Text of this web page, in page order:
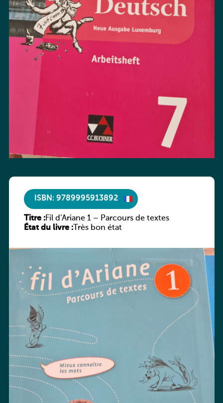
ISBN: 9789995913892
Titre :Fil d’Ariane 1 – Parcours de textes
État du livre :Très bon état